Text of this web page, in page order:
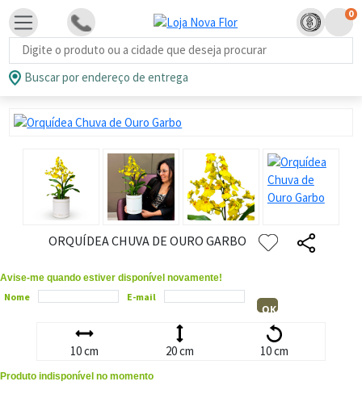
Busca de produtos
0
Buscar por endereço de entrega
ORQUÍDEA CHUVA DE OURO GARBO
Avise-me quando estiver disponível novamente!
Nome E-mail
OK
10 cm 20 cm 10 cm
Produto indisponível no momento